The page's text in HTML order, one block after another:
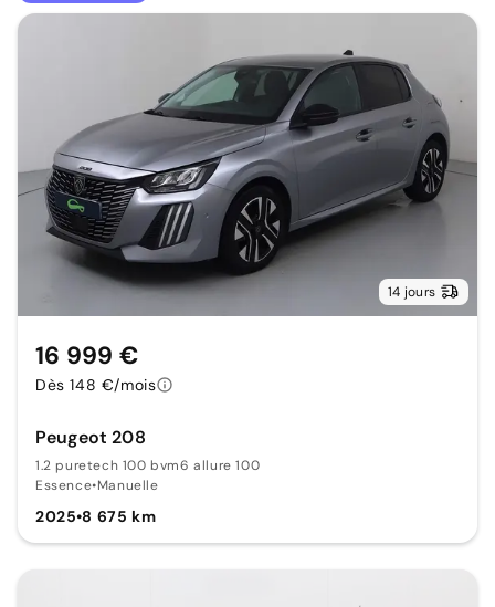
14 jours
Peugeot 208
1.2 puretech 100 bvm6 allure 100
Essence•Manuelle
2025•8 675 km
16 999 €
Dès 148 €/mois